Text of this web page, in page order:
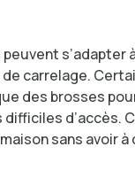
s’adapter
carrelage.
des brosses
d’accès.
sans avoir à